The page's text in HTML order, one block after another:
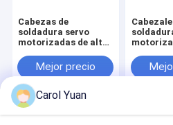
Cabezas de
soldadura servo
motorizadas de alta
Mejor precio
Inicio Mapa del Sitio
Carol Yuan